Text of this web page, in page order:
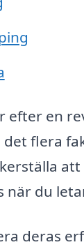
efter en
det flera
när du
deras